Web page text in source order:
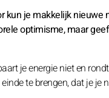
je makkelijk nieuwe
optimisme, maar
je energie niet en
te brengen, dat je